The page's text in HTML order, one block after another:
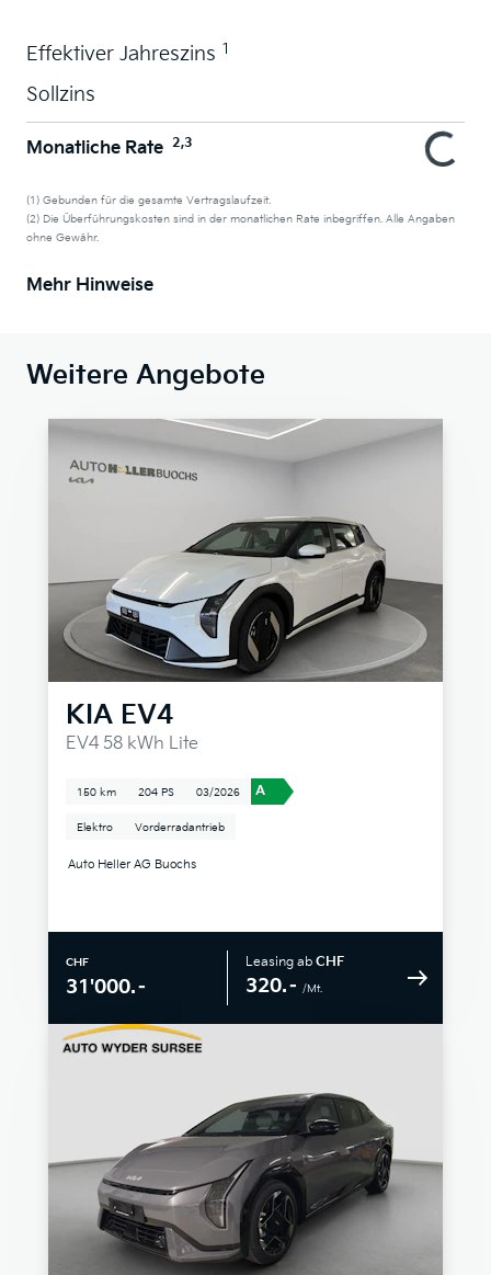
Effektiver Jahreszins 1
Sollzins
Monatliche Rate 2,3
(1) Gebunden für die gesamte Vertragslaufzeit.
(2) Die Überführungskosten sind in der monatlichen Rate inbegriffen. Alle Angaben
ohne Gewähr.
Mehr Hinweise
Weitere Angebote
KIA EV4
EV4 58 kWh Lite
150 km 204 PS 03/2026 A
Elektro Vorderradantrieb
Auto Heller AG Buochs
CHF
31'000.–
Leasing ab CHF
320.– /Mt.